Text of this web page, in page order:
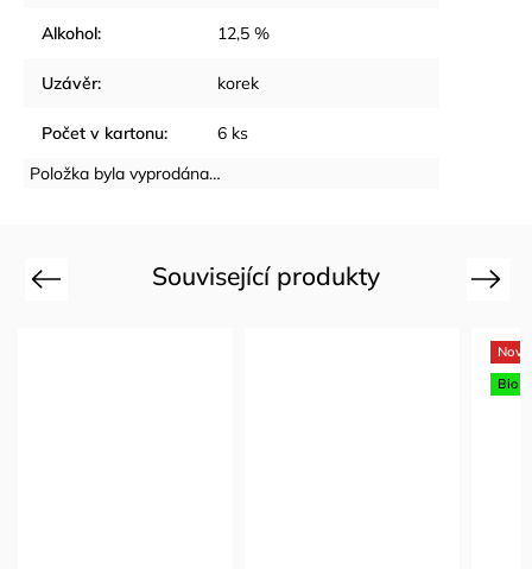
Alkohol: 12,5 %
Uzávěr: korek
Počet v kartonu:
6 ks
Položka byla vyprodána…
Související produkty
Previous
Bio
Next